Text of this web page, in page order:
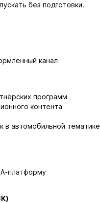
без подготовки.
канал
программ
контента
в автомобильной тематике
платформу